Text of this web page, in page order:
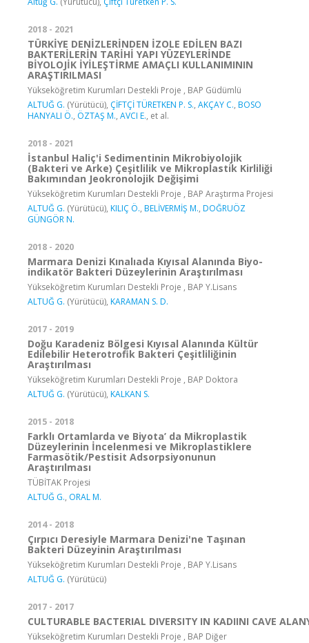
2018 - 2021
TÜRKİYE DENİZLERİNDEN İZOLE EDİLEN BAZI
BAKTERİLERİN TARİHİ YAPI YÜZEYLERİNDE
BİYOLOJİK İYİLEŞTİRME AMAÇLI KULLANIMININ
ARAŞTIRILMASI
Yükseköğretim Kurumları Destekli Proje , BAP Güdümlü
ALTUĞ G. (Yürütücü), ÇİFTÇİ TÜRETKEN P. S., AKÇAY C., BOSO
HANYALI Ö., ÖZTAŞ M., AVCI E., et al.
2018 - 2021
İstanbul Haliç'i Sedimentinin Mikrobiyolojik
(Bakteri ve Arke) Çeşitlilik ve Mikroplastik Kirliliği
Bakımından Jeokronolojik Değişimi
Yükseköğretim Kurumları Destekli Proje , BAP Araştırma Projesi
ALTUĞ G. (Yürütücü), KILIÇ Ö., BELİVERMİŞ M., DOĞRUÖZ
GÜNGÖR N.
2018 - 2020
Marmara Denizi Kınalıada Kıyısal Alanında Biyo-
indikatör Bakteri Düzeylerinin Araştırılması
Yükseköğretim Kurumları Destekli Proje , BAP Y.Lisans
ALTUĞ G. (Yürütücü), KARAMAN S. D.
2017 - 2019
Doğu Karadeniz Bölgesi Kıyısal Alanında Kültür
Edilebilir Heterotrofik Bakteri Çeşitliliğinin
Araştırılması
Yükseköğretim Kurumları Destekli Proje , BAP Doktora
ALTUĞ G. (Yürütücü), KALKAN S.
2015 - 2018
Farklı Ortamlarda ve Biyota’ da Mikroplastik
Düzeylerinin İncelenmesi ve Mikroplastiklere
Farmasötik/Pestisit Adsorpsiyonunun
Araştırılması
TÜBİTAK Projesi
ALTUĞ G., ORAL M.
2014 - 2018
Çırpıcı Deresiyle Marmara Denizi'ne Taşınan
Bakteri Düzeyinin Araştırılması
Yükseköğretim Kurumları Destekli Proje , BAP Y.Lisans
ALTUĞ G. (Yürütücü)
2017 - 2017
CULTURABLE BACTERIAL DIVERSITY IN KADIINI CAVE
Yükseköğretim Kurumları Destekli Proje , BAP Diğer